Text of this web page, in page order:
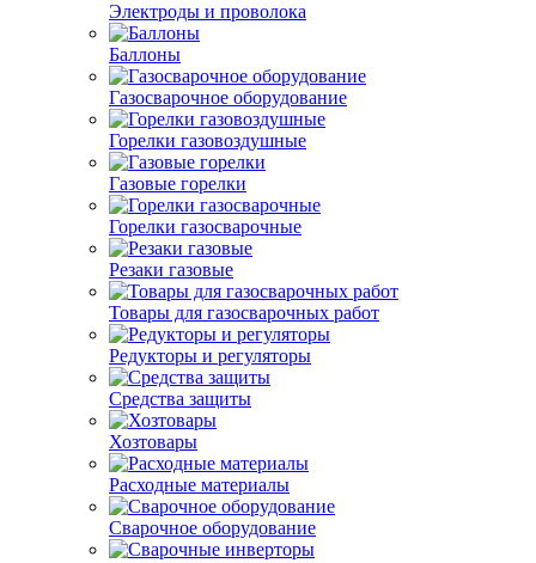
Электроды и проволока
Баллоны
Газосварочное оборудование
Горелки газовоздушные
Газовые горелки
Горелки газосварочные
Резаки газовые
Товары для газосварочных работ
Редукторы и регуляторы
Средства защиты
Хозтовары
Расходные материалы
Сварочное оборудование